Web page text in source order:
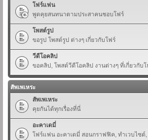
โฟร์แฟน
พูดคุยสนทนาตามประสาคนชอบโฟร์
โพสต์รูป
ขอรูป โพสต์รูป ต่างๆ เกี่ยวกับโฟร์
วีดีโอคลิป
ขอคลิป, โพสต์วีดีโอคลิป งานต่างๆ ที่เกี่ยวกับ
สัพเพเหระ
สัพเพเหระ
คุยกันได้ทุกเรื่องที่นี่
อะคาเดมี่
โฟร์แฟน อะคาเดมี่ สอนกราฟฟิค, ทำเวบไซต์